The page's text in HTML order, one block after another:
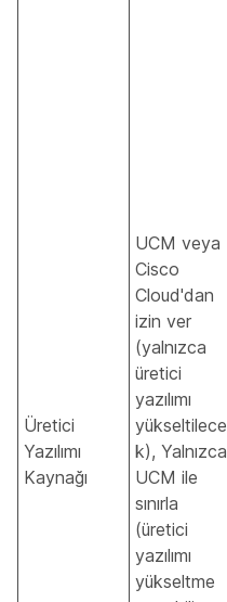
Üretici
Yazılımı
Kaynağı
UCM veya
Cisco
Cloud'dan
izin ver
(yalnızca
üretici
yazılımı
yükseltilece
k), Yalnızca
UCM ile
sınırla
(üretici
yazılımı
yükseltme